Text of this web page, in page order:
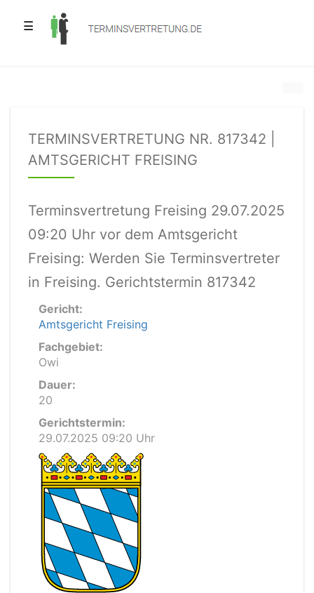
☰
TERMINSVERTRETUNG NR. 817342 |
AMTSGERICHT FREISING
Terminsvertretung Freising 29.07.2025
09:20 Uhr vor dem Amtsgericht
Freising: Werden Sie Terminsvertreter
in Freising. Gerichtstermin 817342
Gericht:
Amtsgericht Freising
Fachgebiet:
Owi
Dauer:
20
Gerichtstermin:
29.07.2025 09:20 Uhr